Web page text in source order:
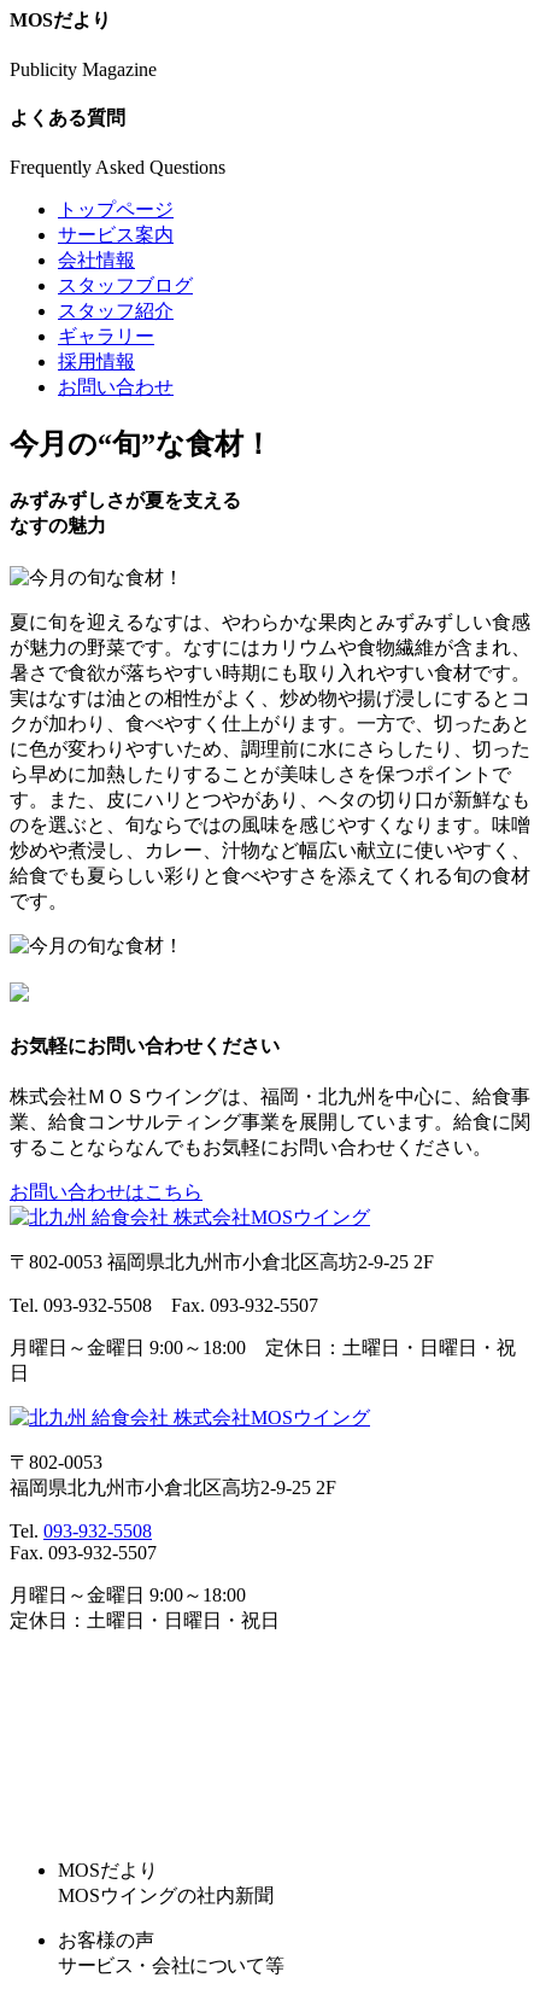
MOSだより
Publicity Magazine
よくある質問
Frequently Asked Questions
トップページ
サービス案内
会社情報
スタッフブログ
スタッフ紹介
ギャラリー
採用情報
お問い合わせ
今月の“旬”な食材！
みずみずしさが夏を支える
なすの魅力
夏に旬を迎えるなすは、やわらかな果肉とみずみずしい食感
が魅力の野菜です。なすにはカリウムや食物繊維が含まれ、
暑さで食欲が落ちやすい時期にも取り入れやすい食材です。
実はなすは油との相性がよく、炒め物や揚げ浸しにするとコ
クが加わり、食べやすく仕上がります。一方で、切ったあと
に色が変わりやすいため、調理前に水にさらしたり、切った
ら早めに加熱したりすることが美味しさを保つポイントで
す。また、皮にハリとつやがあり、ヘタの切り口が新鮮なも
のを選ぶと、旬ならではの風味を感じやすくなります。味噌
炒めや煮浸し、カレー、汁物など幅広い献立に使いやすく、
給食でも夏らしい彩りと食べやすさを添えてくれる旬の食材
です。
お気軽にお問い合わせください
株式会社ＭＯＳウイングは、福岡・北九州を中心に、給食事
業、給食コンサルティング事業を展開しています。給食に関
することならなんでもお気軽にお問い合わせください。
お問い合わせはこちら
〒802-0053 福岡県北九州市小倉北区高坊2-9-25 2F
Tel. 093-932-5508 Fax. 093-932-5507
月曜日～金曜日 9:00～18:00 定休日：土曜日・日曜日・祝
日
〒802-0053
福岡県北九州市小倉北区高坊2-9-25 2F
Tel. 093-932-5508
Fax. 093-932-5507
月曜日～金曜日 9:00～18:00
定休日：土曜日・日曜日・祝日
MOSだより
MOSウイングの社内新聞
お客様の声
サービス・会社について等